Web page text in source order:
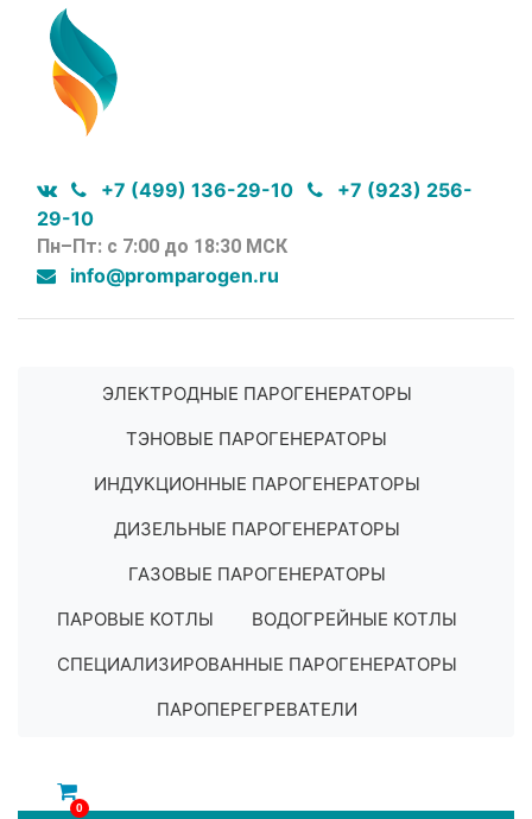
+7 (499) 136-29-10
+7 (923) 256-
29-10
Пн–Пт: с 7:00 до 18:30 МСК
info@promparogen.ru
ЭЛЕКТРОДНЫЕ ПАРОГЕНЕРАТОРЫ
ТЭНОВЫЕ ПАРОГЕНЕРАТОРЫ
ИНДУКЦИОННЫЕ ПАРОГЕНЕРАТОРЫ
ДИЗЕЛЬНЫЕ ПАРОГЕНЕРАТОРЫ
ГАЗОВЫЕ ПАРОГЕНЕРАТОРЫ
ПАРОВЫЕ КОТЛЫ
ВОДОГРЕЙНЫЕ КОТЛЫ
СПЕЦИАЛИЗИРОВАННЫЕ ПАРОГЕНЕРАТОРЫ
ПАРОПЕРЕГРЕВАТЕЛИ
0